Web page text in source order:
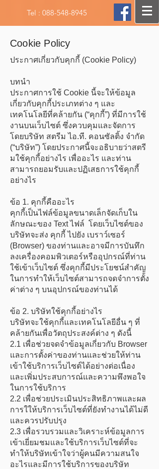
Tel : 088-548-8945
Cookie Policy
ประกาศเกี่ยวกับคุกกี้ (Cookie Policy)
บทนำ
ประกาศการใช้ Cookie นี้จะให้ข้อมูล
เกี่ยวกับคุกกี้ประเภทต่าง ๆ และ
เทคโนโลยีที่คล้ายกัน (“คุกกี้”) ที่มีการใช้
งานบนเว็บไซต์ ซึ่งควบคุมและจัดการ
โดยบริษัท สตรีม ไอ.ที. คอนซัลติ้ง จำกัด
(“บริษัท”) โดยประกาศนี้จะอธิบายว่าสตรี
มใช้คุกกี้อย่างไร เพื่ออะไร และท่าน
สามารถยอมรับและปฏิเสธการใช้คุกกี้
อย่างไร
ข้อ 1. คุกกี้คืออะไร
คุกกี้เป็นไฟล์ข้อมูลขนาดเล็กจัดเก็บใน
ลักษณะของ Text ไฟล์ โดยเว็บไซต์ของ
บริษัทจะส่ง คุกกี้ ไปยัง เบราว์เซอร์
(Browser) ของท่านและอาจมีการบันทึก
ลงเครื่องคอมพิวเตอร์หรืออุปกรณ์ที่ท่าน
ใช้เข้าเว็บไซต์ ซึ่งคุกกี้มีประโยชน์สำคัญ
ในการทำให้เว็บไซต์สามารถจดจำการตั้ง
ค่าต่าง ๆ บนอุปกรณ์ของท่านได้
ข้อ 2. บริษัทใช้คุกกี้อย่างไร
บริษัทจะใช้คุกกี้และเทคโนโลยีอื่น ๆ ที่
คล้ายกันเพื่อวัตถุประสงค์ต่าง ๆ ดังนี้
2.1 เพื่อช่วยจดจำข้อมูลเกี่ยวกับ Browser
และการตั้งค่าของท่านและช่วยให้ท่าน
เข้าใช้บริการเว็บไซต์ได้อย่างต่อเนื่อง
และเพิ่มประสบการณ์และความพึงพอใจ
ในการใช้บริการ
2.2 เพื่อช่วยประเมินประสิทธิภาพและผล
การใให้บริการเว็บไซต์ที่ยังทำงานได้ไม่ดี
และควรปรับปรุง
2.3 เพื่อรวบรวมและวิเคราะห์ข้อมูลการ
เข้าเยี่ยมชมและใช้บริการเว็บไซต์ที่จะ
ทำให้บริษัทเข้าใจว่าผู้คนมีความสนใจ
อะไรและมีการใช้บริการของบริษัท